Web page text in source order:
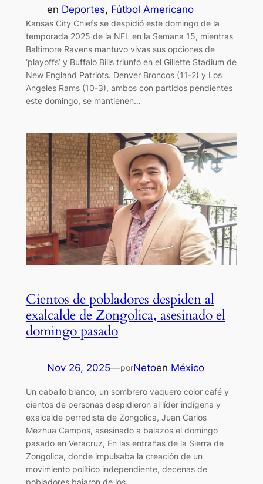
en Deportes, Fútbol Americano
Kansas City Chiefs se despidió este domingo de la
temporada 2025 de la NFL en la Semana 15, mientras
Baltimore Ravens mantuvo vivas sus opciones de
‘playoffs’ y Buffalo Bills triunfó en el Gillette Stadium de
New England Patriots. Denver Broncos (11-2) y Los
Angeles Rams (10-3), ambos con partidos pendientes
este domingo, se mantienen…
Cientos de pobladores despiden al
exalcalde de Zongolica, asesinado el
domingo pasado
Nov 26, 2025—porNetoen México
Un caballo blanco, un sombrero vaquero color café y
cientos de personas despidieron al líder indígena y
exalcalde perredista de Zongolica, Juan Carlos
Mezhua Campos, asesinado a balazos el domingo
pasado en Veracruz, En las entrañas de la Sierra de
Zongolica, donde impulsaba la creación de un
movimiento político independiente, decenas de
pobladores bajaron de los…